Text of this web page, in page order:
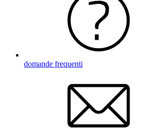
domande frequenti